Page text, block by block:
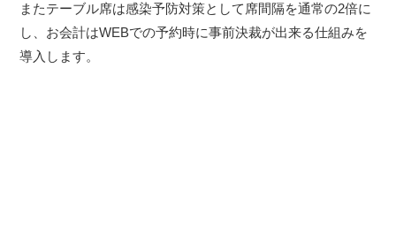
またテーブル席は感染予防対策として席間隔を通常の2倍に
し、お会計はWEBでの予約時に事前決裁が出来る仕組みを
導入します。